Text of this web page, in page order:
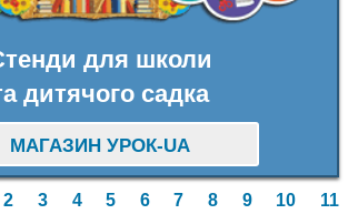
для школи
дитячого садка
МАГАЗИН УРОК-UA
2 3 4 5 6 7 8 9 10
11